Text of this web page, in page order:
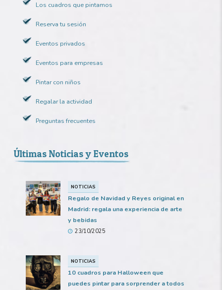
Los cuadros que pintamos
Reserva tu sesión
Eventos privados
Eventos para empresas
Pintar con niños
Regalar la actividad
Preguntas frecuentes
Últimas Noticias y Eventos
NOTICIAS
Regalo de Navidad y Reyes original en
Madrid: regala una experiencia de arte
y bebidas
23/10/2025
NOTICIAS
10 cuadros para Halloween que
puedes pintar para sorprender a todos